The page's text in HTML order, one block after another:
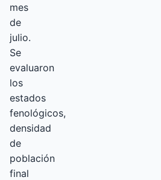
mes
de
julio.
Se
evaluaron
los
estados
fenológicos,
densidad
de
población
final